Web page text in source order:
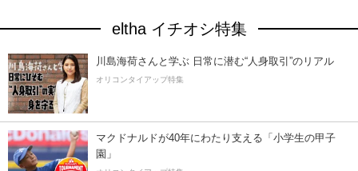
eltha イチオシ特集
川島海荷さんと学ぶ 日常に潜む“人身取引”のリアル
オリコンタイアップ特集
マクドナルドが40年にわたり支える「小学生の甲子
園」